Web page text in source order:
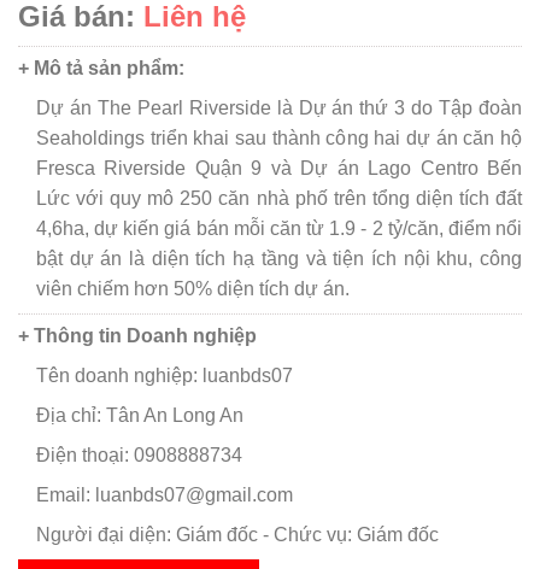
Giá bán: Liên hệ
+ Mô tả sản phẩm:
Dự án The Pearl Riverside là Dự án thứ 3 do Tập đoàn
Seaholdings triển khai sau thành công hai dự án căn hộ
Fresca Riverside Quận 9 và Dự án Lago Centro Bến
Lức với quy mô 250 căn nhà phố trên tổng diện tích đất
4,6ha, dự kiến giá bán mỗi căn từ 1.9 - 2 tỷ/căn, điểm nổi
bật dự án là diện tích hạ tầng và tiện ích nội khu, công
viên chiếm hơn 50% diện tích dự án.
+ Thông tin Doanh nghiệp
Tên doanh nghiệp: luanbds07
Địa chỉ: Tân An Long An
Điện thoại: 0908888734
Email: luanbds07@gmail.com
Người đại diện: Giám đốc - Chức vụ: Giám đốc